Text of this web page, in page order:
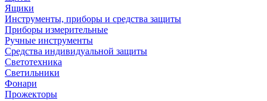
Ящики
Инструменты, приборы и средства защиты
Приборы измерительные
Ручные инструменты
Средства индивидуальной защиты
Светотехника
Светильники
Фонари
Прожекторы